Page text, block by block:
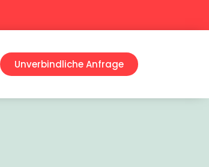
Unverbindliche Anfrage